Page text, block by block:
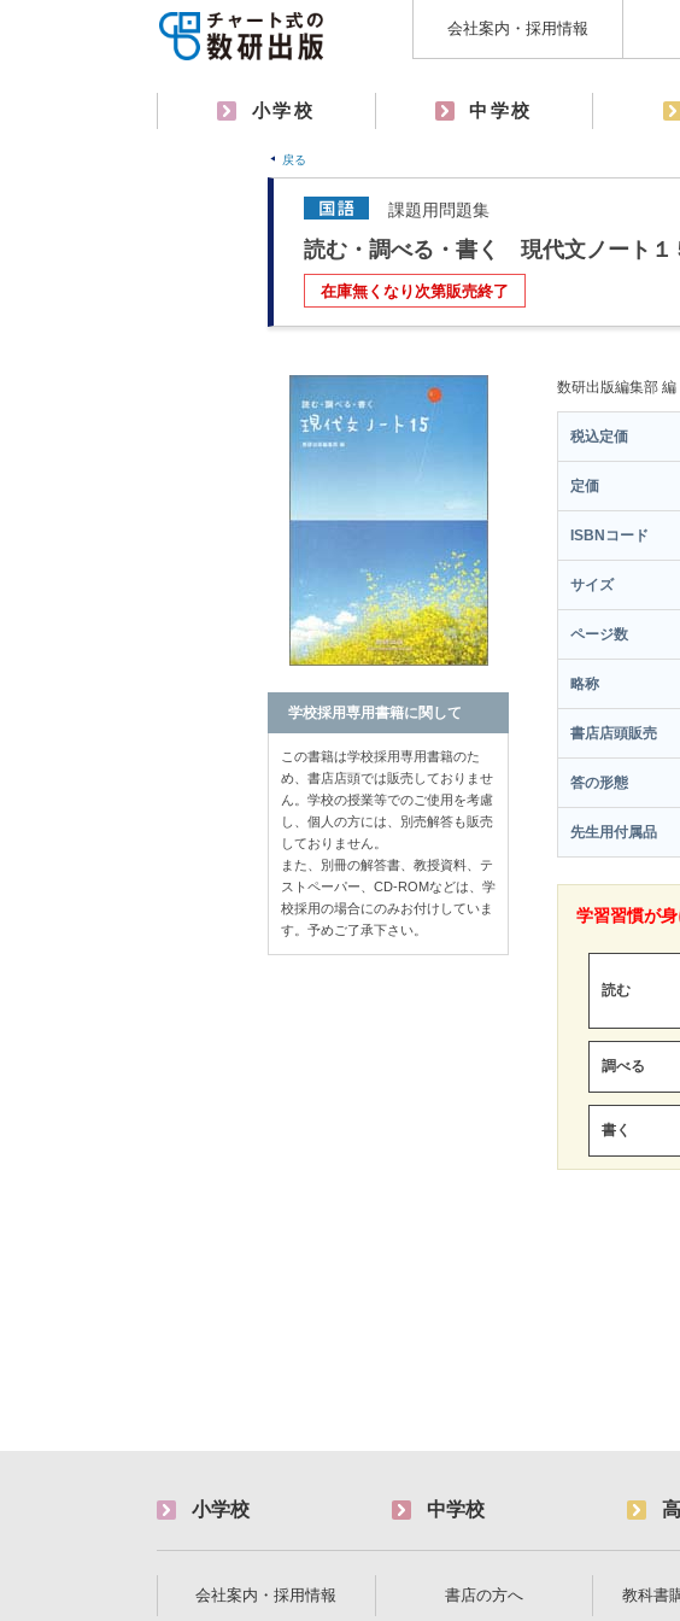
会社案内・採用情報
小学校 中学校
戻る
課題用問題集
読む・調べる・書く 現代文ノート１
在庫無くなり次第販売終了
数研出版編集部 編
税込定価
定価
ISBNコード
サイズ
ページ数
略称
書店店頭販売
答の形態
先生用付属品
学習習慣が
読む
調べる
書く
学校採用専用書籍に関して
この書籍は学校採用専用書籍のた
め、書店店頭では販売しておりませ
ん。学校の授業等でのご使用を考慮
し、個人の方には、別売解答も販売
しておりません。
また、別冊の解答書、教授資料、テ
ストペーパー、CD-ROMなどは、学
校採用の場合にのみお付けしていま
す。予めご了承下さい。
小学校 中学校
会社案内・採用情報 書店の方へ 教科書